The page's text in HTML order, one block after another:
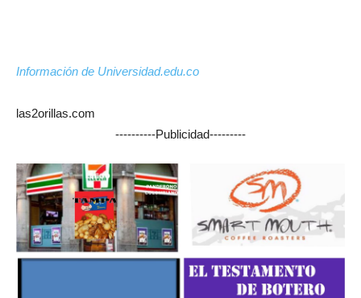
Información de Universidad.edu.co
las2orillas.com
----------Publicidad---------